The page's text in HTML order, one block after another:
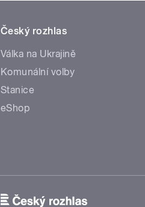
Český rozhlas
Válka na Ukrajině
Komunální volby
Stanice
eShop